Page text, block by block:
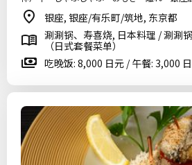
银座, 银座/有乐町/筑地, 东京都
涮涮锅、寿喜烧, 日本料理 / 涮涮
（日式套餐菜单）
吃晚饭: 8,000 日元 / 午餐: 3,000